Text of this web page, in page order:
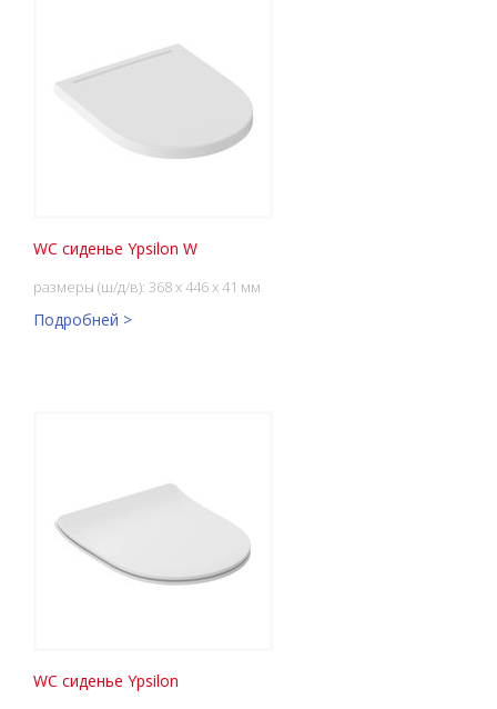
WC сиденье Ypsilon W
размеры (ш/д/в): 368 x 446 x 41 мм
Подробней >
WC сиденье Ypsilon